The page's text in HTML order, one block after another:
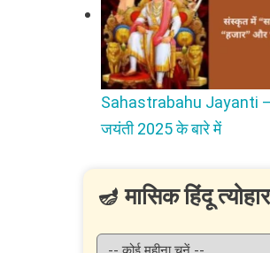
Sahastrabahu Jayanti –
जयंती 2025 के बारे में
🪔 मासिक हिंदू त्योहार